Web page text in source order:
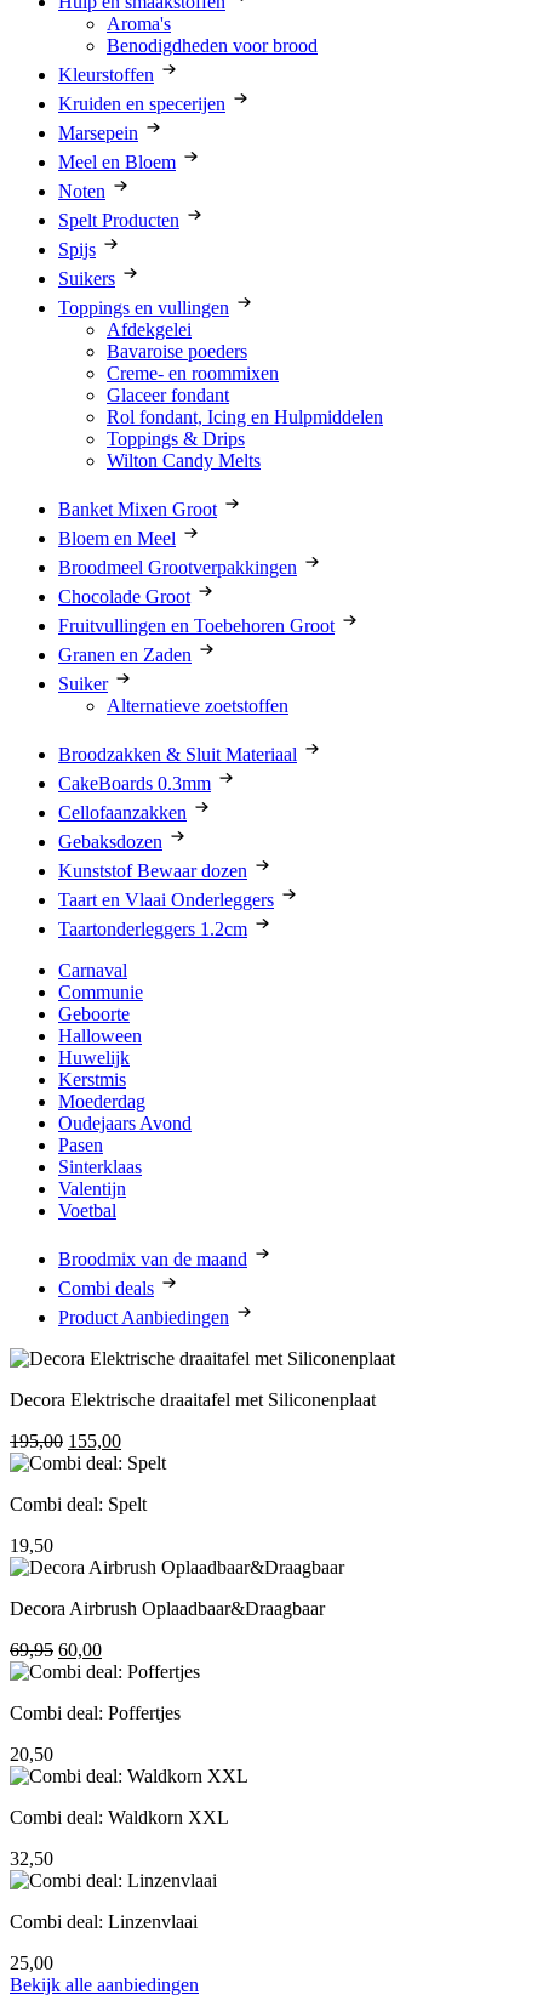
Aroma's
Benodigdheden voor brood
Kleurstoffen
Kruiden en specerijen
Marsepein
Meel en Bloem
Noten
Spelt Producten
Spijs
Suikers
Toppings en vullingen
Afdekgelei
Bavaroise poeders
Creme- en roommixen
Glaceer fondant
Rol fondant, Icing en Hulpmiddelen
Toppings & Drips
Wilton Candy Melts
Banket Mixen Groot
Bloem en Meel
Broodmeel Grootverpakkingen
Chocolade Groot
Fruitvullingen en Toebehoren Groot
Granen en Zaden
Suiker
Alternatieve zoetstoffen
Broodzakken & Sluit Materiaal
CakeBoards 0.3mm
Cellofaanzakken
Gebaksdozen
Kunststof Bewaar dozen
Taart en Vlaai Onderleggers
Taartonderleggers 1.2cm
Carnaval
Communie
Geboorte
Halloween
Huwelijk
Kerstmis
Moederdag
Oudejaars Avond
Pasen
Sinterklaas
Valentijn
Voetbal
Broodmix van de maand
Combi deals
Product Aanbiedingen
Decora Elektrische draaitafel met Siliconenplaat
195,00 Oorspronkelijke
prijs
195,00.
155,00Huidige
prijs
155,00.
Combi deal: Spelt
19,50
Decora Airbrush Oplaadbaar&Draagbaar
69,95 Oorspronkelijke
prijs
69,95.
60,00Huidige
prijs
60,00.
Combi deal: Poffertjes
20,50
Combi deal: Waldkorn XXL
32,50
Combi deal: Linzenvlaai
25,00
Bekijk alle aanbiedingen